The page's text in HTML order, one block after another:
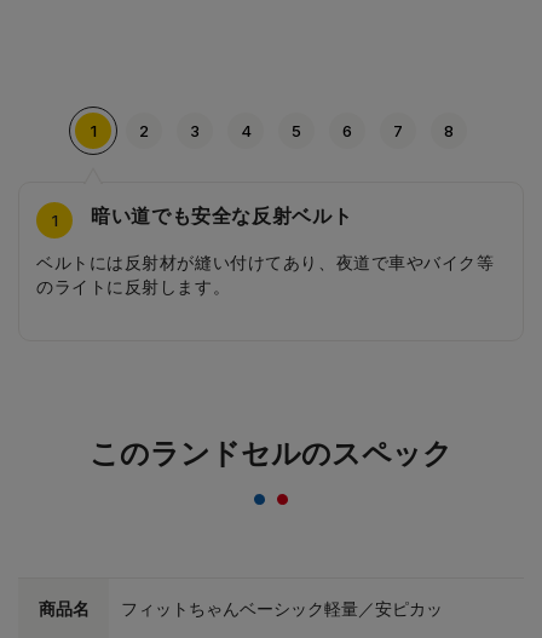
1 暗い道でも安全な反射ベルト
ベルトには反射材が縫い付けてあり、夜道で車やバイク等
のライトに反射します。
2 片側についたナスカン
約25kgの負荷がかかると外れる安全ナスカンは、片側にの
み搭載されています。
3 シンプルなカブセデザイン
カブセのステッチは、本体色に合うカラーでシンプルに仕
上げています。
4 シンプルなびょう
ランドセルのイメージを崩さない、シンプルなびょうを使
用しています。
5 エアーフレッシュの背あて
通気性に優れたエアーフレッシュの背当て。背中がムレに
くく、水や汚れをはじくのでお子さまの背中をいつも清潔
6 A4フラットファイルがすっきり入る幅
軽量タイプながら、大マチの容量はそのまま。A4フラット
ファイルがすっぽり入ります。
7 シンプルな内装
シンプルで丈夫な内装、お手入れし易く、長期間大切な教
科書や文房具を守ります。
8 軽さを重視した前ポケット
前ポケットは装飾を最小限に。やさしいイメージに仕上げ
ています。
1 2 3 4 5 6 7 8
このランドセルのスペック
商品名 フィットちゃんベーシック軽量／安ピカッ